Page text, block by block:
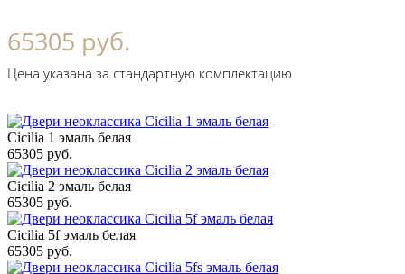
65305 руб.
Цена указана за стандартную комплектацию
Cicilia 1 эмаль белая
65305 руб.
Cicilia 2 эмаль белая
65305 руб.
Cicilia 5f эмаль белая
65305 руб.